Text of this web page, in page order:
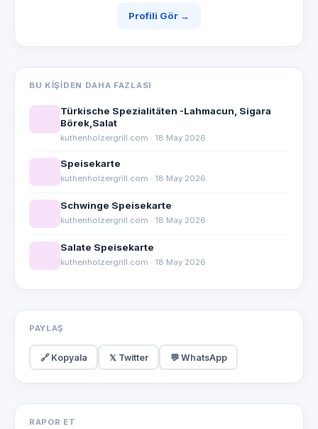
Profili Gör →
BU KIŞIDEN DAHA FAZLASI
Türkische Spezialitäten -Lahmacun, Sigara
Börek,Salat
kuthenholzergrill.com · 18 May 2026
Speisekarte
kuthenholzergrill.com · 18 May 2026
Schwinge Speisekarte
kuthenholzergrill.com · 18 May 2026
Salate Speisekarte
kuthenholzergrill.com · 18 May 2026
PAYLAŞ
🔗 Kopyala 𝕏 Twitter 💬 WhatsApp
RAPOR ET